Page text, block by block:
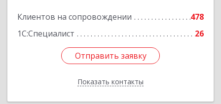
Клиентов на сопровождении
478
1С:Специалист
26
Отправить заявку
Показать контакты
Отправить заявку
Назад